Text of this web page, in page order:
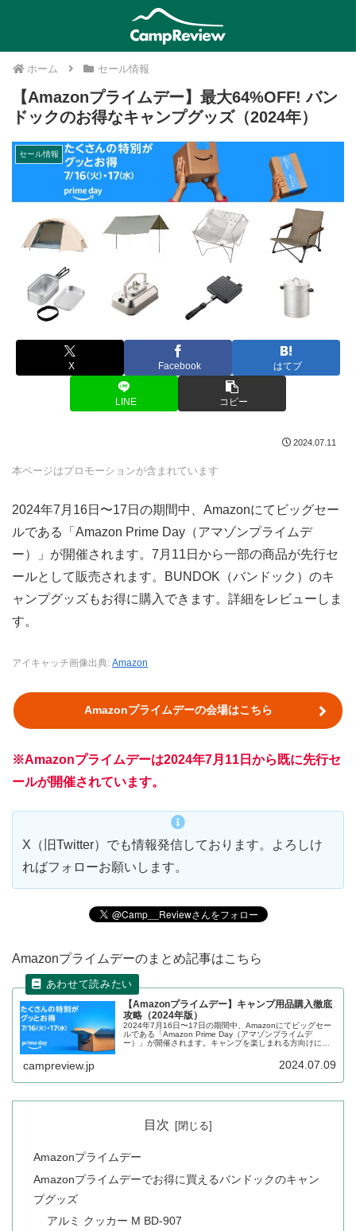
ホーム セール情報
【Amazonプライムデー】最大64%OFF! バン
ドックのお得なキャンプグッズ（2024年）
セール情報
X Facebook はてブ
LINE コピー
2024.07.11
本ページはプロモーションが含まれています
2024年7月16日〜17日の期間中、Amazonにてビッグセー
ルである「Amazon Prime Day（アマゾンプライムデ
ー）」が開催されます。7月11日から一部の商品が先行セ
ールとして販売されます。BUNDOK（バンドック）のキ
ャンプグッズもお得に購入できます。詳細をレビューしま
す。
アイキャッチ画像出典: Amazon
Amazonプライムデーの会場はこちら
※Amazonプライムデーは2024年7月11日から既に先行セ
ールが開催されています。
X（旧Twitter）でも情報発信しております。よろしけ
ればフォローお願いします。
Amazonプライムデーのまとめ記事はこちら
【Amazonプライムデー】キャンプ用品購入徹底
攻略（2024年版）
2024年7月16日〜17日の期間中、Amazonにてビッグセー
ルである「Amazon Prime Day（アマゾンプライムデ
ー）」が開催されます。キャンプを楽しまれる方向けにセ
campreview.jp 2024.07.09
目次
Amazonプライムデー
Amazonプライムデーでお得に買えるバンドックのキャン
プグッズ
アルミ クッカー M BD-907